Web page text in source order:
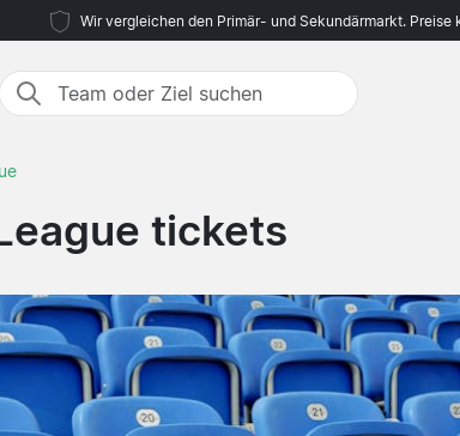
Wir vergleichen den Primär- und Sekundärmarkt.
tickets